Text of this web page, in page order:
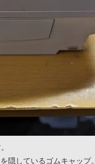
隠しているゴムキャップ。